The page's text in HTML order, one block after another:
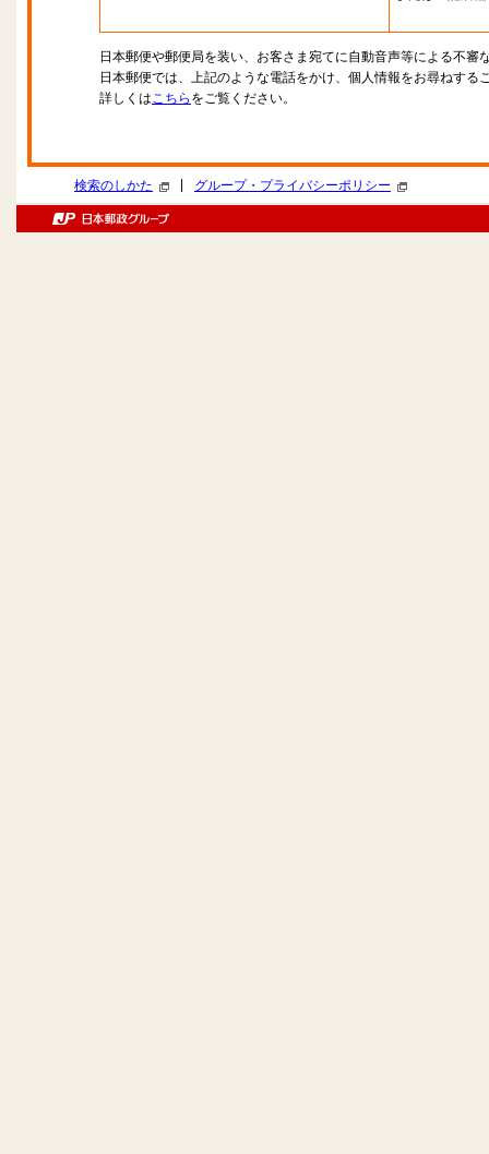
日本郵便や郵便局を装い、お客さま宛てに自動音声等による不審
日本郵便では、上記のような電話をかけ、個人情報をお尋ねする
詳しくはこちら をご覧ください。
検索のしかた グループ・プライバシーポリシー